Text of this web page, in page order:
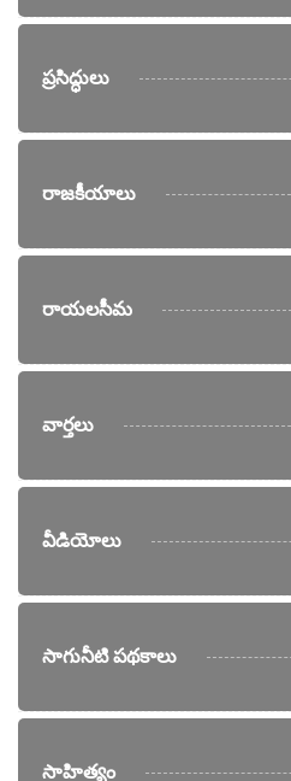
ప్రసిద్ధులు
రాజకీయాలు
రాయలసీమ
వార్తలు
వీడియోలు
సాగునీటి పథకాలు
సాహిత్యం